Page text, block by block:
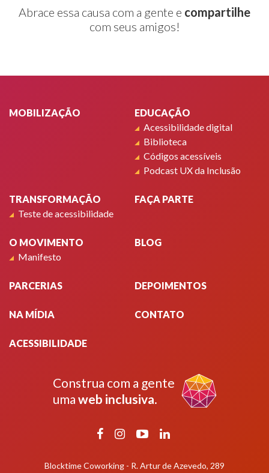
Abrace essa causa com a gente e compartilhe
com seus amigos!
MOBILIZAÇÃO
EDUCAÇÃO
Acessibilidade digital
Biblioteca
Códigos acessíveis
Podcast UX da Inclusão
TRANSFORMAÇÃO
Teste de acessibilidade
FAÇA PARTE
O MOVIMENTO
Manifesto
BLOG
PARCERIAS DEPOIMENTOS
NA MÍDIA CONTATO
ACESSIBILIDADE
Construa com a gente
uma web inclusiva.
Facebook
Instagram
YouTubeLinkedIn
Blocktime Coworking - R. Artur de Azevedo, 289